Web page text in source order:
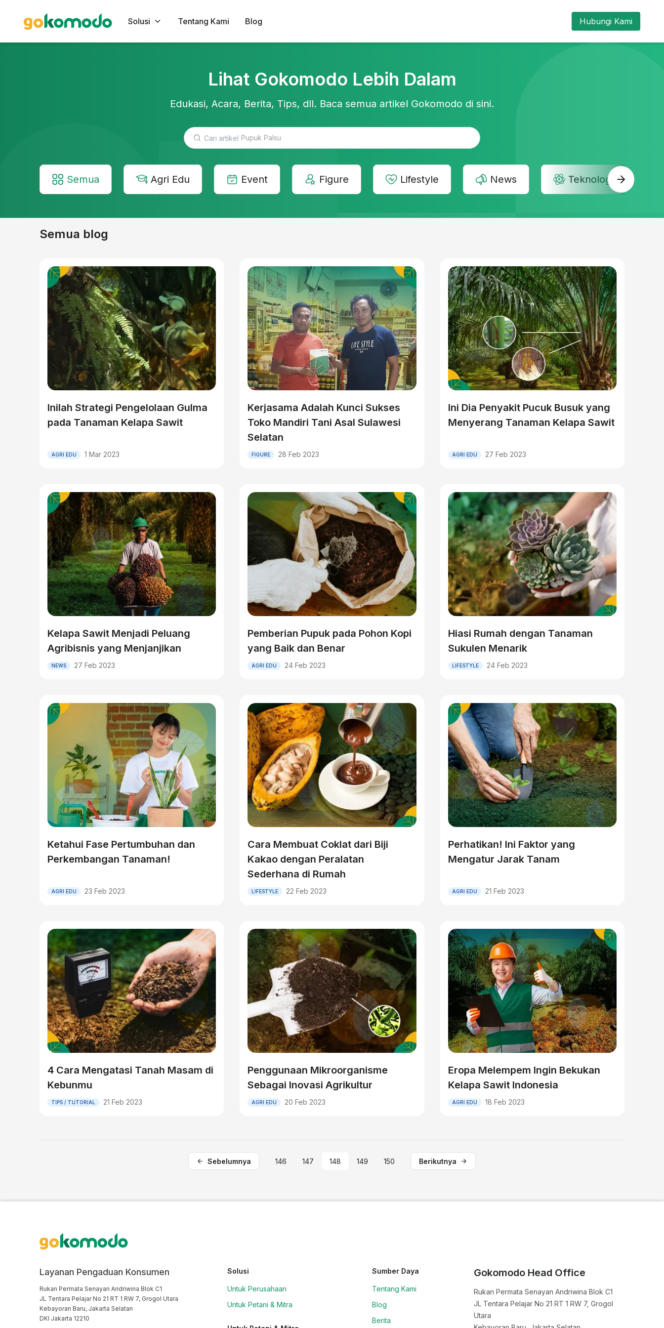
Solusi Tentang Kami Blog Hubungi Kami
Lihat Gokomodo Lebih Dalam
Edukasi, Acara, Berita, Tips, dll. Baca semua artikel Gokomodo di sini.
Teknologi Pertanian
Semua Agri Edu Event Figure Lifestyle News Teknologi
Semua blog
Inilah Strategi Pengelolaan Gulma
pada Tanaman Kelapa Sawit
AGRI EDU 1 Mar 2023
Kerjasama Adalah Kunci Sukses
Toko Mandiri Tani Asal Sulawesi
Selatan
FIGURE 28 Feb 2023
Ini Dia Penyakit Pucuk Busuk yang
Menyerang Tanaman Kelapa Sawit
AGRI EDU 27 Feb 2023
Kelapa Sawit Menjadi Peluang
Agribisnis yang Menjanjikan
NEWS 27 Feb 2023
Pemberian Pupuk pada Pohon Kopi
yang Baik dan Benar
AGRI EDU 24 Feb 2023
Hiasi Rumah dengan Tanaman
Sukulen Menarik
LIFESTYLE 24 Feb 2023
Ketahui Fase Pertumbuhan dan
Perkembangan Tanaman!
AGRI EDU 23 Feb 2023
Cara Membuat Coklat dari Biji
Kakao dengan Peralatan
Sederhana di Rumah
LIFESTYLE 22 Feb 2023
Perhatikan! Ini Faktor yang
Mengatur Jarak Tanam
AGRI EDU 21 Feb 2023
4 Cara Mengatasi Tanah Masam di
Kebunmu
TIPS / TUTORIAL 21 Feb 2023
Penggunaan Mikroorganisme
Sebagai Inovasi Agrikultur
AGRI EDU 20 Feb 2023
Eropa Melempem Ingin Bekukan
Kelapa Sawit Indonesia
AGRI EDU 18 Feb 2023
Sebelumnya 146 147 148 149 150 Berikutnya
Layanan Pengaduan Konsumen
Rukan Permata Senayan Andriwina Blok C1
JL Tentara Pelajar No 21 RT 1 RW 7, Grogol Utara
Kebayoran Baru, Jakarta Selatan
DKI Jakarta 12210
Solusi
Untuk Perusahaan
Untuk Petani & Mitra
Sumber Daya
Tentang Kami
Blog
Berita
Gokomodo Head Office
Rukan Permata Senayan Andriwina Blok C1
JL Tentara Pelajar No 21 RT 1 RW 7, Grogol
Utara